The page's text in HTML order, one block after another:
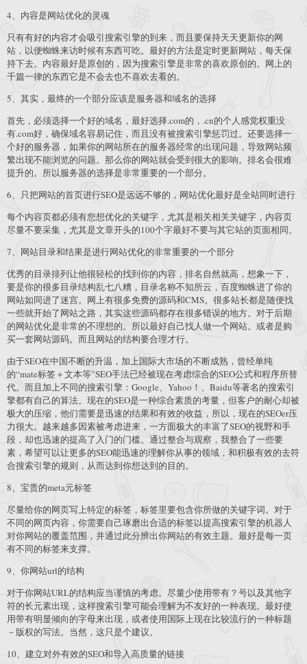
4、内容是网站优化的灵魂
只有有好的内容才会吸引搜索引擎的到来，而且要保持天天更新你的网
站，以便蜘蛛来访时候有东西可吃。最好的方法是定时更新网站，每天保
持下去。内容最好是原创的，因为搜索引擎是非常的喜欢原创的。网上的
千篇一律的东西它是不会去也不喜欢去看的。
5、其实，最终的一个部分应该是服务器和域名的选择
首先，必须选择一个好的域名，最好选择.com的，.cn的个人感觉权重没
有.com好，确保域名容易记住，而且没有被搜索引擎惩罚过。还要选择一
个好的服务器，如果你的网站所在的服务器经常的出现问题，导致网站频
繁出现不能浏览的问题。那么你的网站就会受到很大的影响。排名会很难
提升的。所以服务器的选择是非常重要的一个部分。
6、只把网站的首页进行SEO是远远不够的，网站优化最好是全站同时进行
每个内容页都必须有您想优化的关键字，尤其是相关相关关键字，内容页
尽量不要采集，尤其是文章开头的100个字最好不要与其它站的页面相同。
7、网站目录和结果是进行网站优化的非常重要的一个部分
优秀的目录排列让他很轻松的找到你的内容，排名自然就高，想象一下，
要是你的很多目录结构乱七八糟，目录名称不知所云，百度蜘蛛进了你的
网站如同进了迷宫。网上有很多免费的源码和CMS。很多站长都是随便找
一些就开始了网站之路，其实这些源码都存在很多错误的地方。对于后期
的网站优化是非常的不理想的。所以最好自己找人做一个网站。或者是购
买一套网站源码。而且网站的结构要合理才行。
由于SEO在中国不断的升温，加上国际大市场的不断成熟，曾经单纯
的“mate标签＋文本等”SEO手法已经被现在考虑综合的SEO公式和程序所替
代。而且加上不同的搜索引擎：Google、Yahoo！、Baidu等著名的搜索引
擎都有自己的算法。现在的SEO是一种综合素质的考量，但客户的耐心却被
极大的压缩，他们需要是迅速的结果和有效的收益，所以，现在的SEOer压
力很大。越来越多因素被考虑进来，一方面极大的丰富了SEO的视野和手
段，却也迅速的提高了入门的门槛。通过整合与观察，我整合了一些要
素，希望可以让更多的SEO能迅速的理解你从事的领域，和积极有效的去符
合搜索引擎的规则，从而达到你想达到的目的。
8、宝贵的meta元标签
尽量给你的网页写上特定的标签，标签里要包含你所做的关键字词。对于
不同的网页内容，你需要自己琢磨出合适的标签以提高搜索引擎的机器人
对你网站的覆盖范围，并通过此分辨出你网站的有效主题。最好是每一页
有不同的标签来支撑。
9、你网站url的结构
对于你网站URL的结构应当谨慎的考虑。尽量少使用带有？号以及其他字
符的长元素出现，这样搜索引擎可能会理解为不友好的一种表现。最好使
用带有明显倾向的字母来出现，或者使用国际上现在比较流行的一种标题
－版权的写法。当然，这只是个建议。
10、建立对外有效的SEO和导入高质量的链接